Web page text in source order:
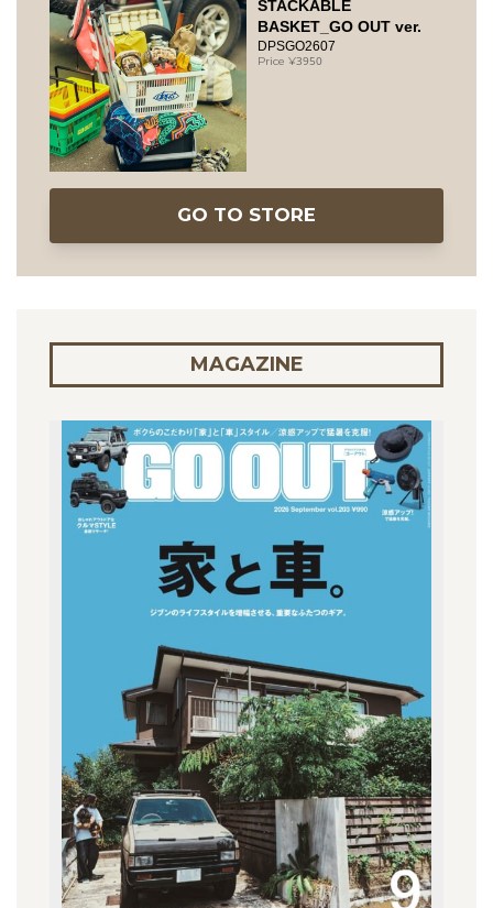
STACKABLE
BASKET_GO OUT ver.
DPSGO2607
3950
GO TO STORE
MAGAZINE